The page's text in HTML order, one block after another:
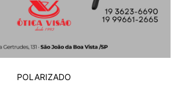
POLARIZADO